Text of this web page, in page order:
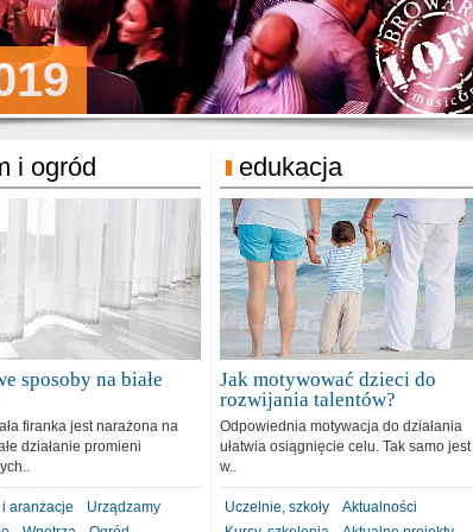
31.12.2018
Michelin
i ogród
sposoby na białe
firanka jest narażona na
działanie promieni
i aranżacje
Urządzamy
edukacja
Jak motywować dzieci do
rozwijania talentów?
Odpowiednia motywacja do działania
ułatwia osiągnięcie celu. Tak samo jest
w..
Uczelnie, szkoły
Aktualności